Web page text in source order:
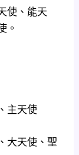
使、能天
。
主天使
大天使、聖